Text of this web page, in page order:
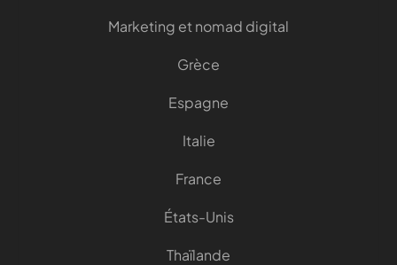
Marketing et nomad digital
Grèce
Espagne
Italie
France
États-Unis
Thaïlande